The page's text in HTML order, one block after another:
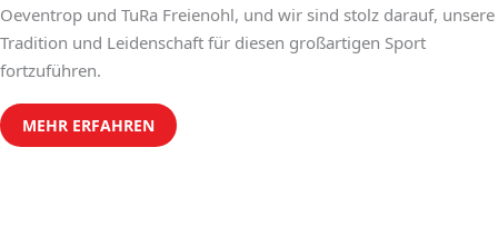
Oeventrop und TuRa Freienohl, und wir sind stolz darauf, unsere
Tradition und Leidenschaft für diesen großartigen Sport
fortzuführen.
MEHR ERFAHREN